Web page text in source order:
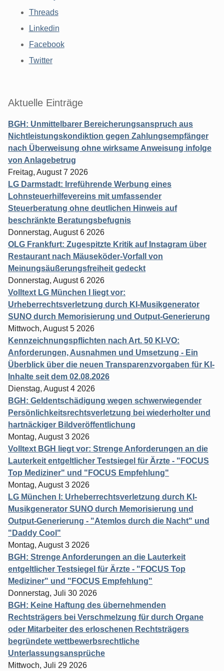
Threads
Linkedin
Facebook
Twitter
Aktuelle Einträge
BGH: Unmittelbarer Bereicherungsanspruch aus
Nichtleistungskondiktion gegen Zahlungsempfänger
nach Überweisung ohne wirksame Anweisung infolge
von Anlagebetrug
Freitag, August 7 2026
LG Darmstadt: Irreführende Werbung eines
Lohnsteuerhilfevereins mit umfassender
Steuerberatung ohne deutlichen Hinweis auf
beschränkte Beratungsbefugnis
Donnerstag, August 6 2026
OLG Frankfurt: Zugespitzte Kritik auf Instagram über
Restaurant nach Mäuseköder-Vorfall von
Meinungsäußerungsfreiheit gedeckt
Donnerstag, August 6 2026
Volltext LG München I liegt vor:
Urheberrechtsverletzung durch KI-Musikgenerator
SUNO durch Memorisierung und Output-Generierung
Mittwoch, August 5 2026
Kennzeichnungspflichten nach Art. 50 KI-VO:
Anforderungen, Ausnahmen und Umsetzung - Ein
Überblick über die neuen Transparenzvorgaben für KI-
Inhalte seit dem 02.08.2026
Dienstag, August 4 2026
BGH: Geldentschädigung wegen schwerwiegender
Persönlichkeitsrechtsverletzung bei wiederholter und
hartnäckiger Bildveröffentlichung
Montag, August 3 2026
Volltext BGH liegt vor: Strenge Anforderungen an die
Lauterkeit entgeltlicher Testsiegel für Ärzte - "FOCUS
Top Mediziner" und "FOCUS Empfehlung"
Montag, August 3 2026
LG München I: Urheberrechtsverletzung durch KI-
Musikgenerator SUNO durch Memorisierung und
Output-Generierung - "Atemlos durch die Nacht" und
"Daddy Cool"
Montag, August 3 2026
BGH: Strenge Anforderungen an die Lauterkeit
entgeltlicher Testsiegel für Ärzte - "FOCUS Top
Mediziner" und "FOCUS Empfehlung"
Donnerstag, Juli 30 2026
BGH: Keine Haftung des übernehmenden
Rechtsträgers bei Verschmelzung für durch Organe
oder Mitarbeiter des erloschenen Rechtsträgers
begründete wettbewerbsrechtliche
Unterlassungsansprüche
Mittwoch, Juli 29 2026